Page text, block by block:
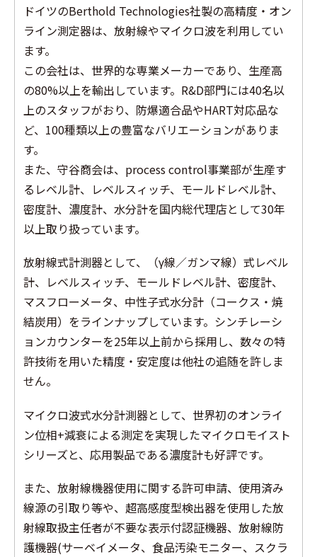
ドイツのBerthold Technologies社製の高精度・オン
ライン測定器は、放射線やマイクロ波を利用してい
ます。
この会社は、世界的な専業メーカーであり、生産高
の80%以上を輸出しています。R&D部門には40名以
上のスタッフがおり、防爆適合品やHART対応品な
ど、100種類以上の豊富なバリエーションがありま
す。
また、守谷商会は、process control事業部が生産す
るレベル計、レベルスィッチ、モールドレベル計、
密度計、濃度計、水分計を国内総代理店として30年
以上取り扱っています。
放射線式計測器として、（γ線／ガンマ線）式レベル
計、レベルスィッチ、モールドレベル計、密度計、
マスフローメータ、中性子式水分計（コークス・焼
結炭用）をラインナップしています。シンチレーシ
ョンカウンターを25年以上前から採用し、数々の特
許技術を用いた精度・安定度は他社の追随を許しま
せん。
マイクロ波式水分計測器として、世界初のオンライ
ン位相+減衰による測定を実現したマイクロモイスト
シリーズと、応用製品である濃度計も好評です。
また、放射線機器使用に関する許可申請、使用済み
線源の引取り等や、超高感度型検出器を使用した放
射線取扱主任者が不要な表示付認証機器、放射線防
護機器(サーベイメータ、食品汚染モニター、スクラ